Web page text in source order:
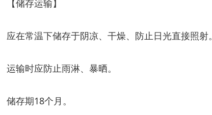
【储存运输】
应在常温下储存于阴凉、干燥、防止日光直接照射。
运输时应防止雨淋、暴晒。
储存期18个月。